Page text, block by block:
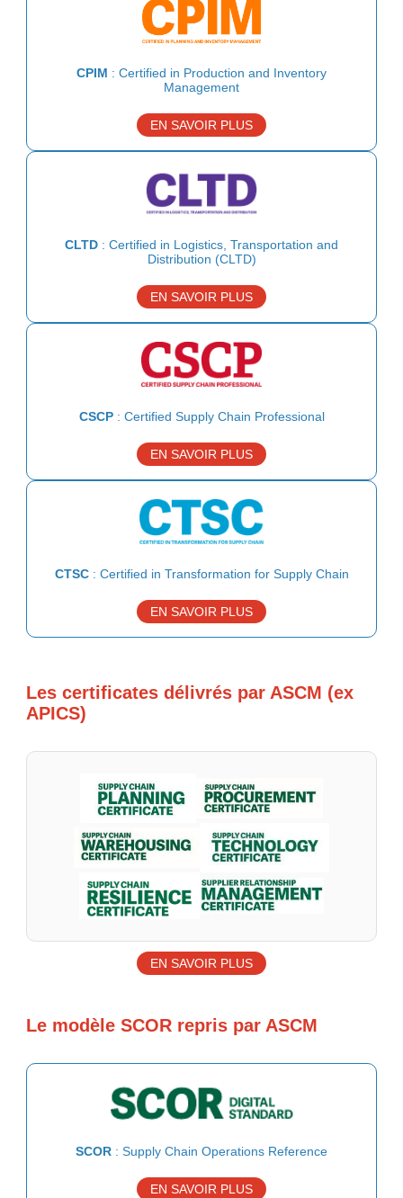
CPIM : Certified in Production and Inventory
Management
EN SAVOIR PLUS
CLTD : Certified in Logistics, Transportation and
Distribution (CLTD)
EN SAVOIR PLUS
CSCP: Certified Supply Chain Professional
EN SAVOIR PLUS
CTSC: Certified in Transformation for Supply Chain
EN SAVOIR PLUS
Les certificates délivrés par ASCM (ex
APICS)
EN SAVOIR PLUS
Le modèle SCOR repris par ASCM
SCOR : Supply Chain Operations Reference
EN SAVOIR PLUS